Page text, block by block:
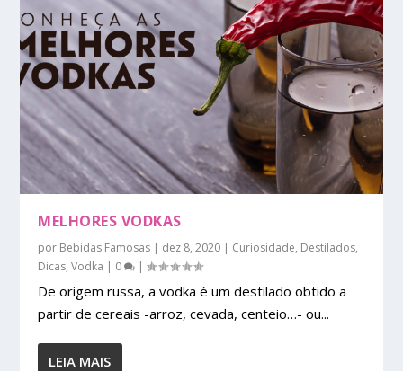
MELHORES VODKAS
por Bebidas Famosas | dez 8, 2020 | Curiosidade, Destilados,
Dicas,Vodka | 0 |
De origem russa, a vodka é um destilado obtido a
partir de cereais -arroz, cevada, centeio…- ou...
LEIA MAIS